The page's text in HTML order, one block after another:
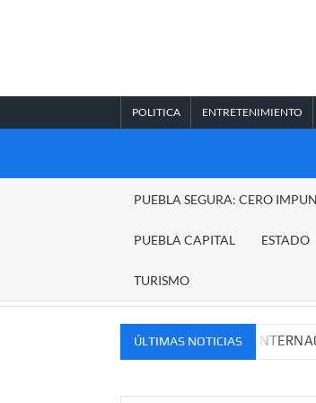
POLITICA ENTRETENIMIENTO
PUEBLA SEGURA: CERO
PUEBLA CAPITAL ESTADO
TURISMO
ÚLTIMAS NOTICIAS
NACIONALES E INTERNACIONALES